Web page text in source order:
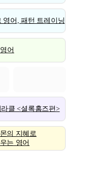
영어, 패턴 트레이닝
어
클 <셜록홈즈편>
의 지혜로
는 영어